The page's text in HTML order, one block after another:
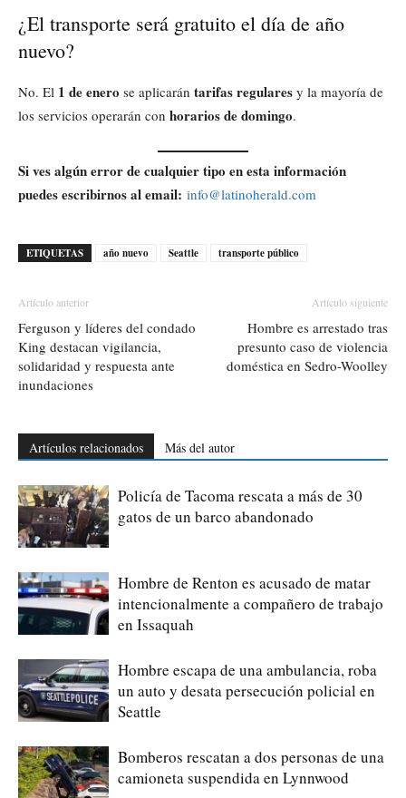
¿El transporte será gratuito el día de año
nuevo?
No. El 1 de enero se aplicarán tarifas regulares y la mayoría de
los servicios operarán con horarios de domingo.
Si ves algún error de cualquier tipo en esta información
puedes escribirnos al email: info@latinoherald.com
ETIQUETAS año nuevo Seattle transporte público
Artículo anterior
Ferguson y líderes del condado
King destacan vigilancia,
solidaridad y respuesta ante
inundaciones
Artículo siguiente
Hombre es arrestado tras
presunto caso de violencia
doméstica en Sedro-Woolley
Artículos relacionados Más del autor
Policía de Tacoma rescata a más de 30
gatos de un barco abandonado
Hombre de Renton es acusado de matar
intencionalmente a compañero de trabajo
en Issaquah
Hombre escapa de una ambulancia, roba
un auto y desata persecución policial en
Seattle
Bomberos rescatan a dos personas de una
camioneta suspendida en Lynnwood